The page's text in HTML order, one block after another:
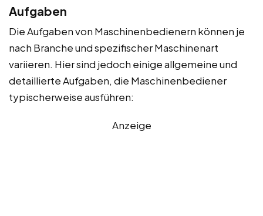
Aufgaben
Die Aufgaben von Maschinenbedienern können je
nach Branche und spezifischer Maschinenart
variieren. Hier sind jedoch einige allgemeine und
detaillierte Aufgaben, die Maschinenbediener
typischerweise ausführen:
Anzeige